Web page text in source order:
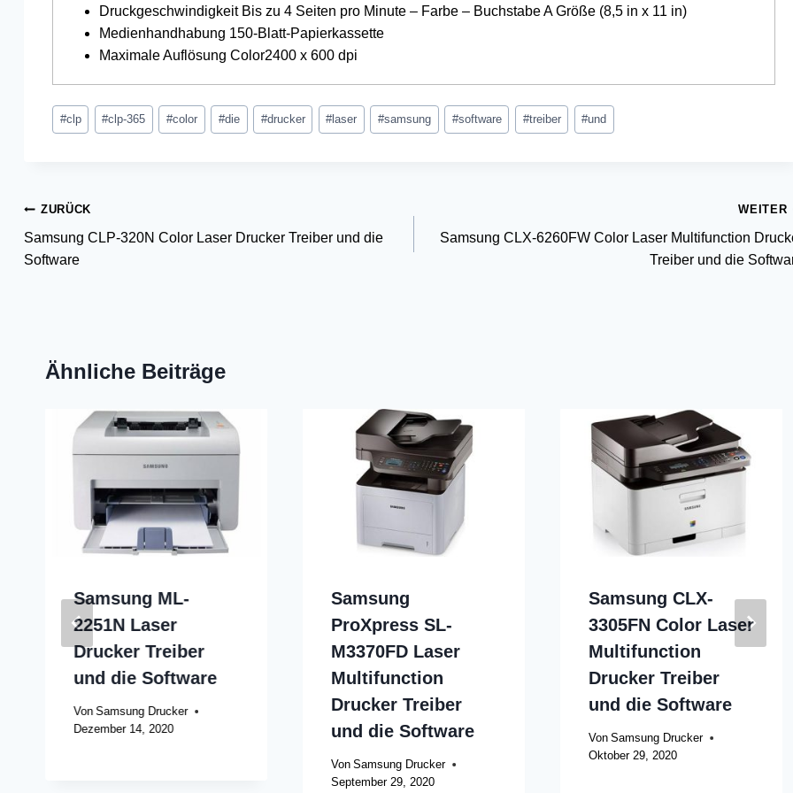
Druckgeschwindigkeit Bis zu 4 Seiten pro Minute – Farbe – Buchstabe A Größe (8,5 in x 11 in)
Medienhandhabung 150-Blatt-Papierkassette
Maximale Auflösung Color2400 x 600 dpi
Schlagworte:
#clp #clp-365 #color #die #drucker #laser #samsung #software #treiber #und
Beitragsnavigation
ZURÜCK
Samsung CLP-320N Color Laser Drucker Treiber und die
Software
WEITER
Samsung CLX-6260FW Color Laser Multifunction
Treiber und die
Ähnliche Beiträge
Samsung ML-
2251N Laser
Drucker Treiber
und die Software
Von Samsung Drucker
Dezember 14, 2020
Samsung
ProXpress SL-
M3370FD Laser
Multifunction
Drucker Treiber
und die Software
Von Samsung Drucker
September 29, 2020
Samsung CLX-
3305FN Color Laser
Multifunction
Drucker Treiber
und die Software
Von Samsung Drucker
Oktober 29, 2020